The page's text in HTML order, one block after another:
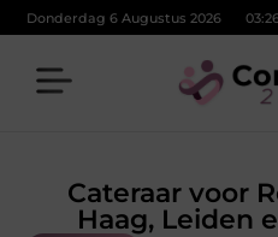
Donderdag 6 Augustus 2026
Cateraar voor
Haag, Leiden